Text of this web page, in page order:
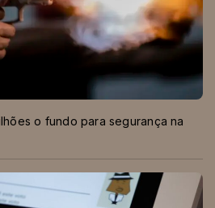
o fundo para segurança na